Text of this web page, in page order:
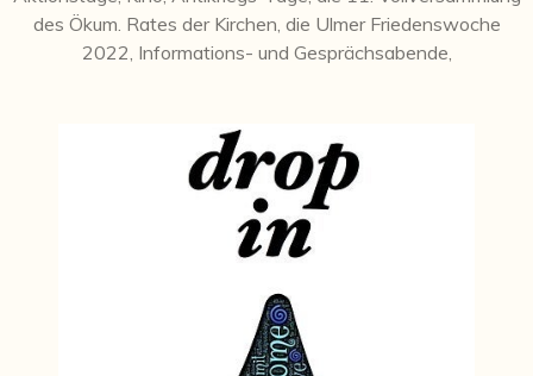
des Ökum. Rates der Kirchen, die Ulmer Friedenswoche
2022, Informations- und Gesprächsabende,